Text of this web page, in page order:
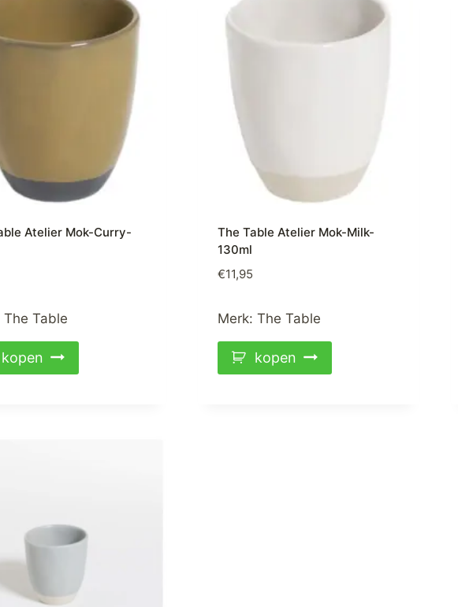
Atelier Mok-Curry-
The Table
kopen
The Table Atelier Mok-Milk-
130ml
€11,95
Merk: The Table
kopen